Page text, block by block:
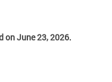
on June 23, 2026.